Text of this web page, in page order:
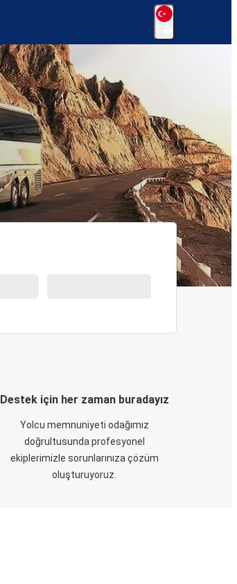
Destek için her zaman buradayız
Yolcu memnuniyeti odağımız
doğrultusunda profesyonel
ekiplerimizle sorunlarınıza çözüm
oluşturuyoruz.